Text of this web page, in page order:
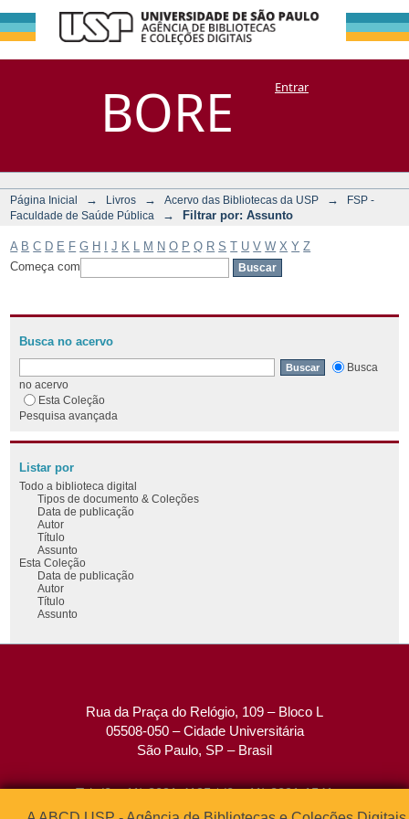
BORE
Filtrar por:
Assunto
DSpace/Manakin + CoriscoEntrar
Página Inicial → Livros → Acervo das Bibliotecas da USP →
FSP -
Faculdade de Saúde Pública
→ Filtrar por: Assunto
A B C D E F G H J K M N O P Q R S T U V W X Y Z
Começa com
Busca no acervo
Busca
no acervo
Esta Coleção
Pesquisa avançada
Listar por
Todo a biblioteca digital
Tipos de documento & Coleções
Data de publicação
Autor
Título
Assunto
Esta Coleção
Data de publicação
Autor
Título
Assunto
Rua da Praça do Relógio, 109 – Bloco L
05508-050 – Cidade Universitária
São Paulo, SP – Brasil
Tel: (0xx11) 3091-4195 / (0xx11) 3091-1541
Fax: (0xx11) 3091-1567